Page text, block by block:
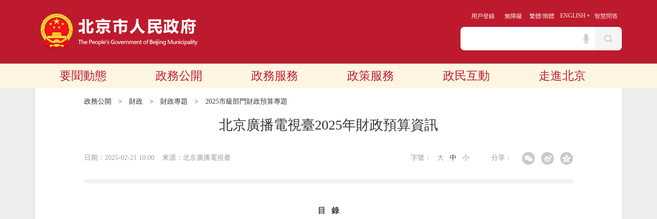
用戶登錄 無障礙 繁體/簡體 ENGLISH 智慧問答
要聞動態 政務公開 政務服務 政策服務 政民互動 走進北京
政務公開 > 財政 > 財政專題 > 2025市級部門財政預算專題
北京廣播電視臺2025年財政預算資訊
日期：2025-02-21 10:00 來源：北京廣播電視臺 分享：
字號： 大 中 小
目 錄